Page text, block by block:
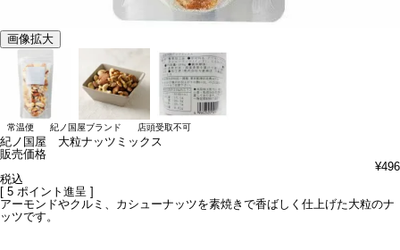
画像拡大
常温便 紀ノ国屋ブランド 店頭受取不可
紀ノ国屋 大粒ナッツミックス
販売価格
¥496
税込
[ 5 ポイント進呈 ]
アーモンドやクルミ、カシューナッツを素焼きで香ばしく仕上げた大粒のナ
ッツです。